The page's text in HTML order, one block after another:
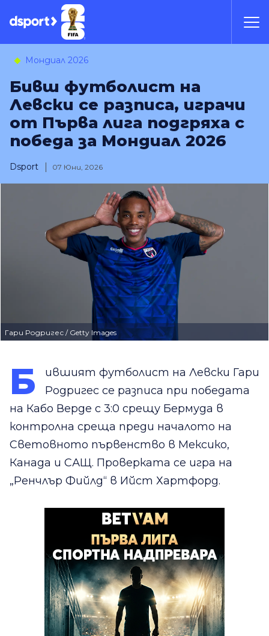
Мондиал 2026
Бивш футболист на
Левски се разписа, играчи
от Първа лига подгряха с
победа за Мондиал 2026
Dsport 07 Юни, 2026
Гари Родригес / Getty Images
Б
ившият футболист на Левски Гари
Родригес се разписа при победата
на Кабо Верде с 3:0 срещу Бермуда в
контролна среща преди началото на
Световното първенство в Мексико,
Канада и САЩ. Проверката се игра на
„Ренчлър Фийлд“ в Ийст Хартфорд.